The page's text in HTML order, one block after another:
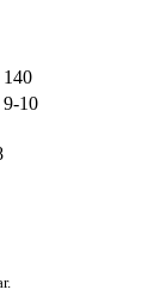
140
9-10